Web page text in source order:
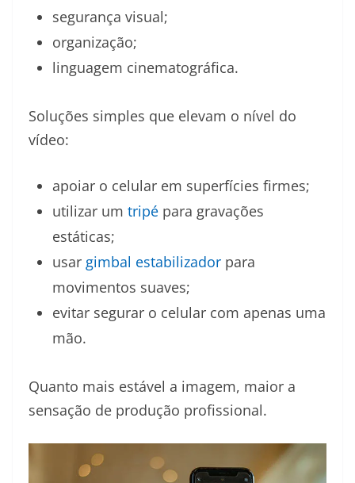
segurança visual;
organização;
linguagem cinematográfica.
Soluções simples que elevam o nível do
vídeo:
apoiar o celular em superfícies firmes;
utilizar um tripé para gravações
estáticas;
usar gimbal estabilizador para
movimentos suaves;
evitar segurar o celular com apenas uma
mão.
Quanto mais estável a imagem, maior a
sensação de produção profissional.